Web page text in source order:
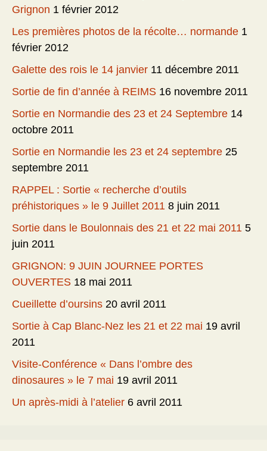
Grignon 1 février 2012
Les premières photos de la récolte… normande 1
février 2012
Galette des rois le 14 janvier 11 décembre 2011
Sortie de fin d’année à REIMS 16 novembre 2011
Sortie en Normandie des 23 et 24 Septembre 14
octobre 2011
Sortie en Normandie les 23 et 24 septembre 25
septembre 2011
RAPPEL : Sortie « recherche d’outils
préhistoriques » le 9 Juillet 2011 8 juin 2011
Sortie dans le Boulonnais des 21 et 22 mai 2011 5
juin 2011
GRIGNON: 9 JUIN JOURNEE PORTES
OUVERTES 18 mai 2011
Cueillette d’oursins 20 avril 2011
Sortie à Cap Blanc-Nez les 21 et 22 mai 19 avril
2011
Visite-Conférence « Dans l’ombre des
dinosaures » le 7 mai 19 avril 2011
Un après-midi à l’atelier 6 avril 2011